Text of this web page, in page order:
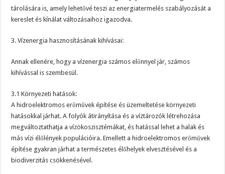
tárolására is, amely lehetővé teszi az energiatermelés szabályozását a
kereslet és kínálat változásaihoz igazodva.
3. Vízenergia hasznosításának kihívásai:
Annak ellenére, hogy a vízenergia számos előnnyel jár, számos
kihívással is szembesül.
3.1 Környezeti hatások:
A hidroelektromos erőművek építése és üzemeltetése környezeti
hatásokkal járhat. A folyók átirányítása és a víztározók létrehozása
megváltoztathatja a vízökoszisztémákat, és hatással lehet a halak és
más vízi élőlények populációira. Emellett a hidroelektromos erőművek
építése gyakran járhat a természetes élőhelyek elvesztésével és a
biodiverzitás csökkenésével.